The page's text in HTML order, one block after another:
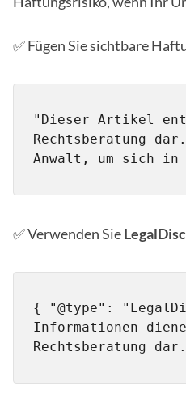
✅ Fügen Sie sichtbare
"Dieser Artikel
Rechtsberatung
Anwalt, um sich
✅ Verwenden Sie
{ "@type":
Informationen
Rechtsberatung